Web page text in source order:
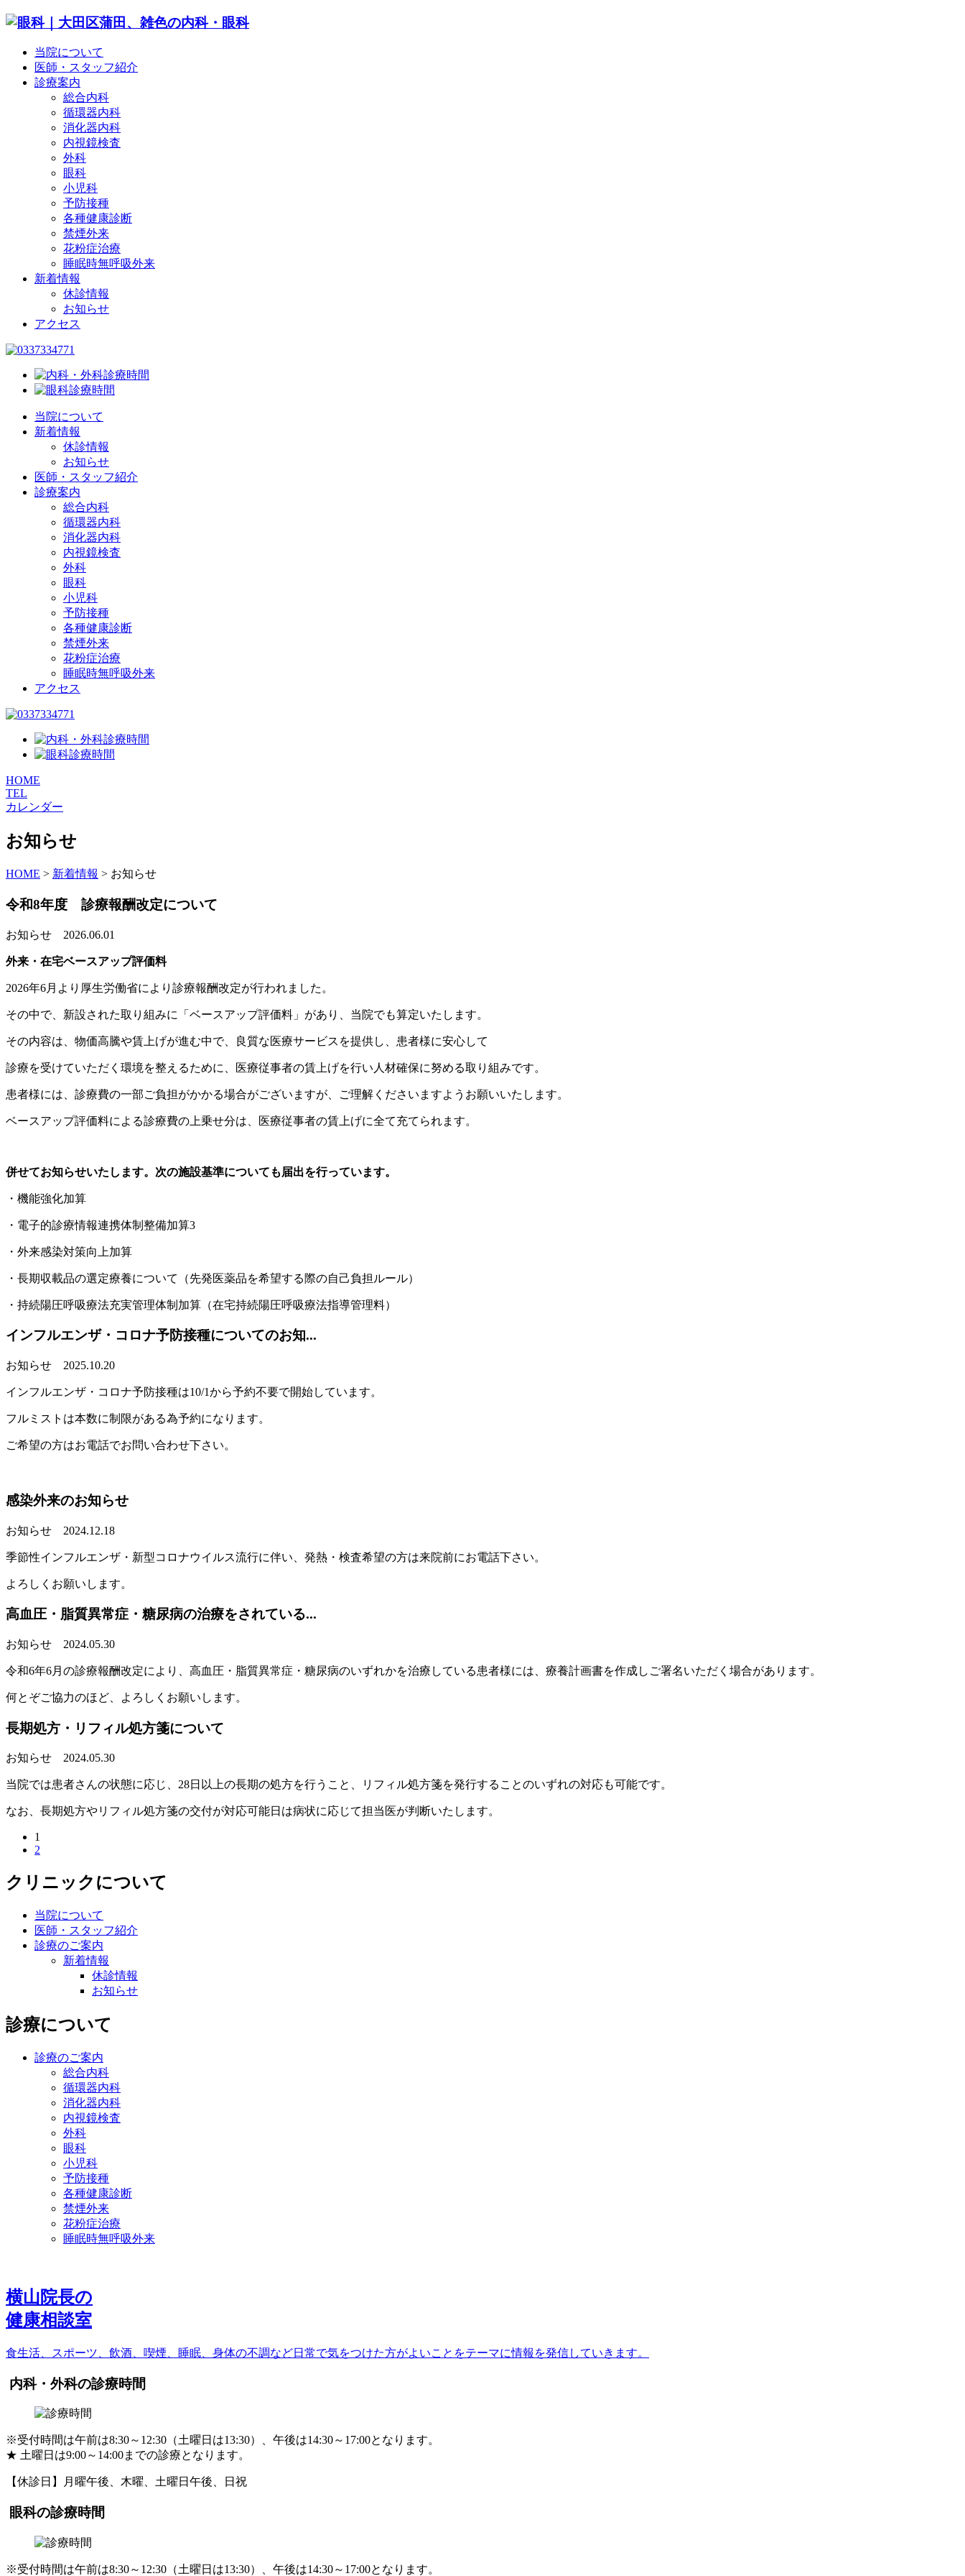
当院について
医師・スタッフ紹介
診療案内
総合内科
循環器内科
消化器内科
内視鏡検査
外科
眼科
小児科
予防接種
各種健康診断
禁煙外来
花粉症治療
睡眠時無呼吸外来
新着情報
休診情報
お知らせ
アクセス
当院について
新着情報
休診情報
お知らせ
医師・スタッフ紹介
診療案内
総合内科
循環器内科
消化器内科
内視鏡検査
外科
眼科
小児科
予防接種
各種健康診断
禁煙外来
花粉症治療
睡眠時無呼吸外来
アクセス
HOME
TEL
カレンダー
お知らせ
HOME > 新着情報 > お知らせ
令和8年度 診療報酬改定について
お知らせ 2026.06.01
外来・在宅ベースアップ評価料
2026年6月より厚生労働省により診療報酬改定が行われました。
その中で、新設された取り組みに「ベースアップ評価料」があり、当院でも算定いたします。
その内容は、物価高騰や賃上げが進む中で、良質な医療サービスを提供し、患者様に安心して
診療を受けていただく環境を整えるために、医療従事者の賃上げを行い人材確保に努める取り組みです。
患者様には、診療費の一部ご負担がかかる場合がございますが、ご理解くださいますようお願いいたします。
ベースアップ評価料による診療費の上乗せ分は、医療従事者の賃上げに全て充てられます。
併せてお知らせいたします。次の施設基準についても届出を行っています。
・機能強化加算
・電子的診療情報連携体制整備加算3
・外来感染対策向上加算
・長期収載品の選定療養について（先発医薬品を希望する際の自己負担ルール）
・持続陽圧呼吸療法充実管理体制加算（在宅持続陽圧呼吸療法指導管理料）
インフルエンザ・コロナ予防接種についてのお知...
お知らせ 2025.10.20
インフルエンザ・コロナ予防接種は10/1から予約不要で開始しています。
フルミストは本数に制限がある為予約になります。
ご希望の方はお電話でお問い合わせ下さい。
感染外来のお知らせ
お知らせ 2024.12.18
季節性インフルエンザ・新型コロナウイルス流行に伴い、発熱・検査希望の方は来院前にお電話下さい。
よろしくお願いします。
高血圧・脂質異常症・糖尿病の治療をされている...
お知らせ 2024.05.30
令和6年6月の診療報酬改定により、高血圧・脂質異常症・糖尿病のいずれかを治療している患者様には、療養計画書を作成しご署名いただく場合があります。
何とぞご協力のほど、よろしくお願いします。
長期処方・リフィル処方箋について
お知らせ 2024.05.30
当院では患者さんの状態に応じ、28日以上の長期の処方を行うこと、リフィル処方箋を発行することのいずれの対応も可能です。
なお、長期処方やリフィル処方箋の交付が対応可能日は病状に応じて担当医が判断いたします。
1
2
クリニックについて
当院について
医師・スタッフ紹介
診療のご案内
新着情報
休診情報
お知らせ
診療について
診療のご案内
総合内科
循環器内科
消化器内科
内視鏡検査
外科
眼科
小児科
予防接種
各種健康診断
禁煙外来
花粉症治療
睡眠時無呼吸外来
横山院長の
健康相談室
食生活、スポーツ、飲酒、喫煙、睡眠、身体の不調など日常で気をつけた方がよいことをテーマに情報を発信していきます。
内科・外科の診療時間
※受付時間は午前は8:30～12:30（土曜日は13:30）、午後は14:30～17:00となります。
★ 土曜日は9:00～14:00までの診療となります。
【休診日】月曜午後、木曜、土曜日午後、日祝
眼科の診療時間
※受付時間は午前は8:30～12:30（土曜日は13:30）、午後は14:30～17:00となります。